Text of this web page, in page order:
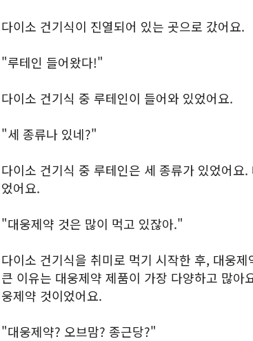
다이소 건기식이 진열되어 있는 곳으로 갔어요.
"루테인 들어왔다!"
다이소 건기식 중 루테인이 들어와 있었어요.
"세 종류나 있네?"
다이소 건기식 중 루테인은 세 종류가 있었어요
었어요.
"대웅제약 것은 많이 먹고 있잖아."
다이소 건기식을 취미로 먹기 시작한 후, 대웅
큰 이유는 대웅제약 제품이 가장 다양하고 많아
웅제약 것이었어요.
"대웅제약? 오브맘? 종근당?"